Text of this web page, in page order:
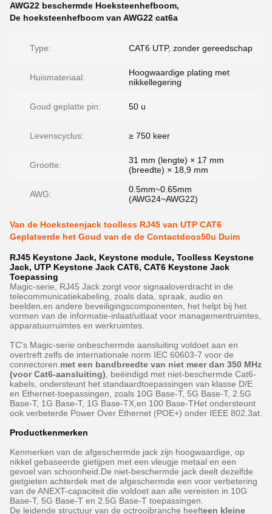
AWG22 beschermde Hoeksteenhefboom,
De hoeksteenhefboom van AWG22 cat6a
Type: CAT6 UTP, zonder gereedschap
Huismateriaal:
Hoogwaardige plating met
nikkellegering
Goud geplatte pin: 50 u
Levenscyclus: ≥ 750 keer
Grootte:
31 mm (lengte) × 17 mm
(breedte) × 18,9 mm
AWG:
0.5mm~0.65mm
(AWG24~AWG22)
Van de Hoeksteenjack toolless RJ45 van UTP CAT6
Geplateerde het Goud van de de Contactdoos50u Duim
RJ45 Keystone Jack, Keystone module, Toolless Keystone
Jack, UTP Keystone Jack CAT6, CAT6 Keystone Jack
Toepassing
Magic-serie, RJ45 Jack zorgt voor signaaloverdracht in de
telecommunicatiekabeling, zoals data, spraak, audio en
beelden.en andere beveiligingscomponenten, het helpt bij het
vormen van de informatie-inlaat/uitlaat voor managementruimtes,
apparatuurruimtes en werkruimtes.
TC's Magic-serie onbeschermde aansluiting voldoet aan en
overtreft zelfs de internationale norm IEC 60603-7 voor de
connectoren. met een bandbreedte van niet meer dan 350 MHz
(voor Cat6-aansluiting) , beëindigd met niet-beschermde Cat6-
kabels, ondersteunt het standaardtoepassingen van klasse D/E
en Ethernet-toepassingen, zoals 10G Base-T, 5G Base-T, 2.5G
Base-T, 1G Base-T, 1G Base-TX,en 100 Base-THet ondersteunt
ook verbeterde Power Over Ethernet (POE+) onder IEEE 802.3at.
Productkenmerken
Kenmerken van de afgeschermde jack zijn hoogwaardige, op
nikkel gebaseerde gietijpen met een vleugje metaal en een
gevoel van schoonheid.De niet-beschermde jack deelt dezelfde
gietgieten achterdek met de afgeschermde een voor verbetering
van de ANEXT-capaciteit die voldoet aan alle vereisten in 10G
Base-T, 5G Base-T en 2.5G Base-T toepassingen.
De leidende structuur van de octrooibranche heefteen kleine